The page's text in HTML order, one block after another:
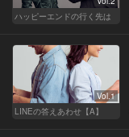
ハッピーエンドの行く先は
Vol.1
LINEの答えあわせ【A】